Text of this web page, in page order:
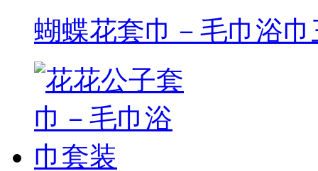
蝴蝶花套巾－毛巾浴